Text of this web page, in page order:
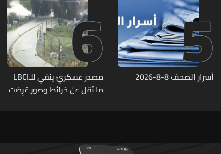
5
أسرار الصحف 8-8-2026 6
مصدر عسكريّ ينفي للـLBCI
ما نُقل عن خرائط وصور عُرِضت